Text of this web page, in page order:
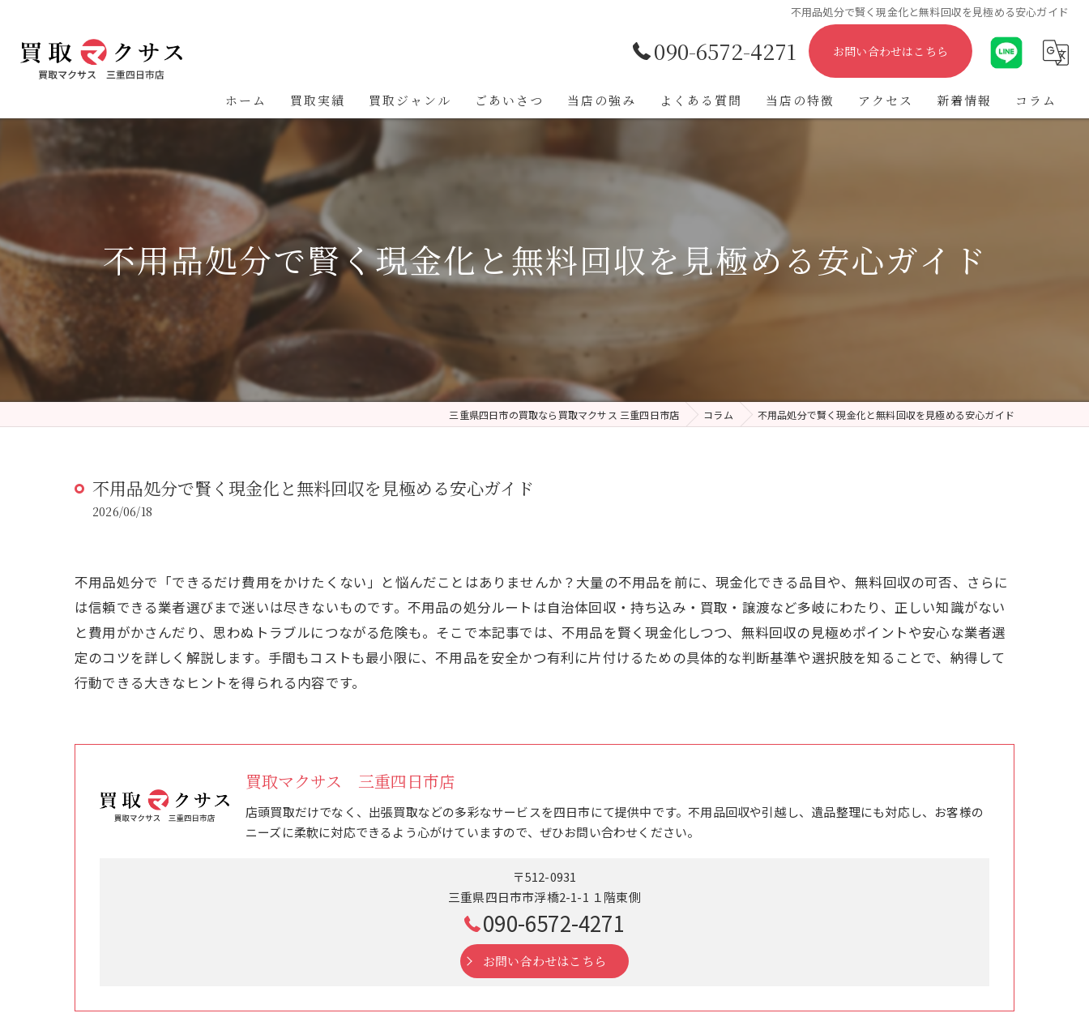
不用品処分で賢く現金化と無料回収を見極める安心ガイド
090-6572-4271 お問い合わせはこちら
ホーム 買取実績 買取ジャンル ごあいさつ 当店の強み よくある質問 当店の特徴
不用品
ブランド
アクセス 新着情報 コラム
不用品処分で賢く現金化と無料回収を見極める安心ガイド
三重県四日市の買取なら買取マクサス 三重四日市店 コラム 不用品処分で賢く現金化と無料回収を見極める安心ガイド
不用品処分で賢く現金化と無料回収を見極める安心ガイド
2026/06/18
不用品処分で「できるだけ費用をかけたくない」と悩んだことはありませんか？大量の不用品を前に、現金化できる品目や、無料回収の可否、さらに
は信頼できる業者選びまで迷いは尽きないものです。不用品の処分ルートは自治体回収・持ち込み・買取・譲渡など多岐にわたり、正しい知識がない
と費用がかさんだり、思わぬトラブルにつながる危険も。そこで本記事では、不用品を賢く現金化しつつ、無料回収の見極めポイントや安心な業者選
定のコツを詳しく解説します。手間もコストも最小限に、不用品を安全かつ有利に片付けるための具体的な判断基準や選択肢を知ることで、納得して
行動できる大きなヒントを得られる内容です。
買取マクサス 三重四日市店
店頭買取だけでなく、出張買取などの多彩なサービスを四日市にて提供中です。不用品回収や引越し、遺品整理にも対応し、お客様の
ニーズに柔軟に対応できるよう心がけていますので、ぜひお問い合わせください。
〒512-0931
三重県四日市市浮橋2-1-1 １階東側
090-6572-4271
お問い合わせはこちら